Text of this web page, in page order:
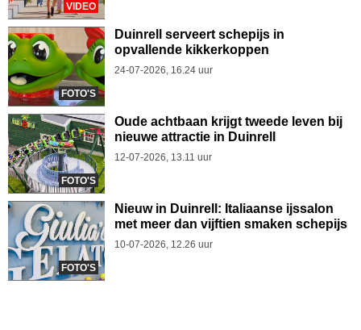
VIDEO
FOTO'S
Duinrell serveert schepijs in
opvallende kikkerkoppen
24-07-2026, 16.24 uur
FOTO'S
Oude achtbaan krijgt tweede leven bij
nieuwe attractie in Duinrell
12-07-2026, 13.11 uur
FOTO'S
Nieuw in Duinrell: Italiaanse ijssalon
met meer dan vijftien smaken schepijs
10-07-2026, 12.26 uur